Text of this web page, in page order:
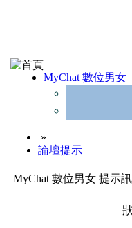
MyChat 數位男女
»
論壇提示
MyChat 數位男女 提示